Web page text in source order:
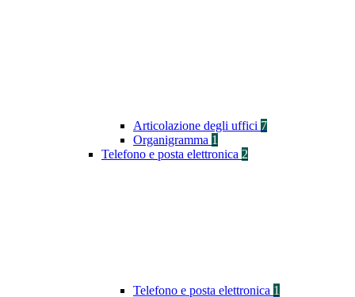
Articolazione degli uffici 7
Organigramma 1
Telefono e posta elettronica 2
Telefono e posta elettronica 1